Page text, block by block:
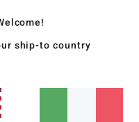
per le donne di bassa statura
ship-to country